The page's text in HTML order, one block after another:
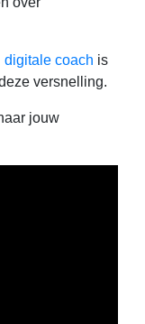
digitale coach is
versnelling.
jouw